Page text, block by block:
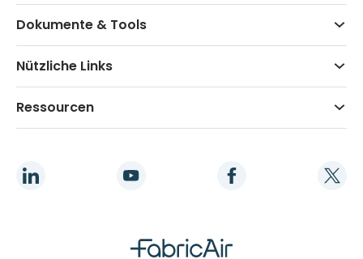
Dokumente & Tools
Nützliche Links
Ressourcen